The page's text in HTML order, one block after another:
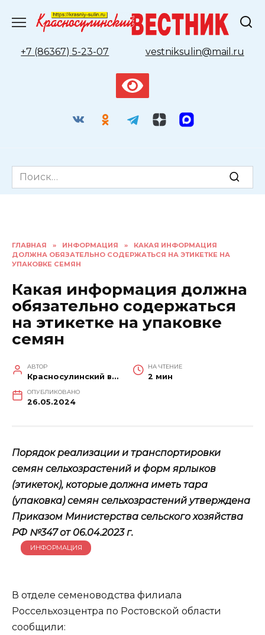
содержанию
+7 (86367) 5-23-07
vestniksulin@mail.ru
Search
for:
ГЛАВНАЯ » ИНФОРМАЦИЯ »
КАКАЯ ИНФОРМАЦИЯ
ДОЛЖНА ОБЯЗАТЕЛЬНО СОДЕРЖАТЬСЯ НА ЭТИКЕТКЕ НА
УПАКОВКЕ СЕМЯН
Какая информация должна
обязательно содержаться
на этикетке на упаковке
семян
АВТОР
Красносулинский вестник
НА ЧТЕНИЕ
2 мин
ОПУБЛИКОВАНО
26.05.2024
Порядок реализации и транспортировки
семян сельхозрастений и форм ярлыков
(этикеток), которые должна иметь тара
(упаковка) семян сельхозрастений утверждена
Приказом Министерства сельского хозяйства
РФ №347 от 06.04.2023 г.
ИНФОРМАЦИЯ
В отделе семеноводства филиала
Россельхозцентра по Ростовской области
сообщили: